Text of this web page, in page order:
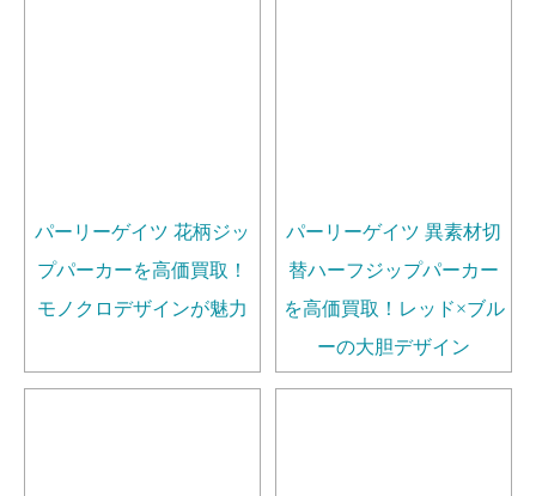
パーリーゲイツ 花柄ジッ
プパーカーを高価買取！
モノクロデザインが魅力
パーリーゲイツ 異素材切
替ハーフジップパーカー
を高価買取！レッド×ブル
ーの大胆デザイン